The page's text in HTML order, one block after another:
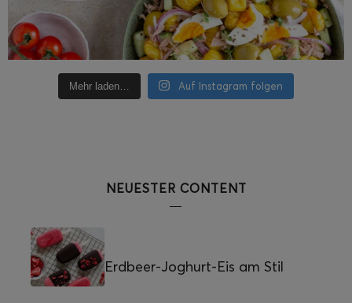
Mehr laden… Auf Instagram folgen
NEUESTER CONTENT
Erdbeer-Joghurt-Eis am Stil